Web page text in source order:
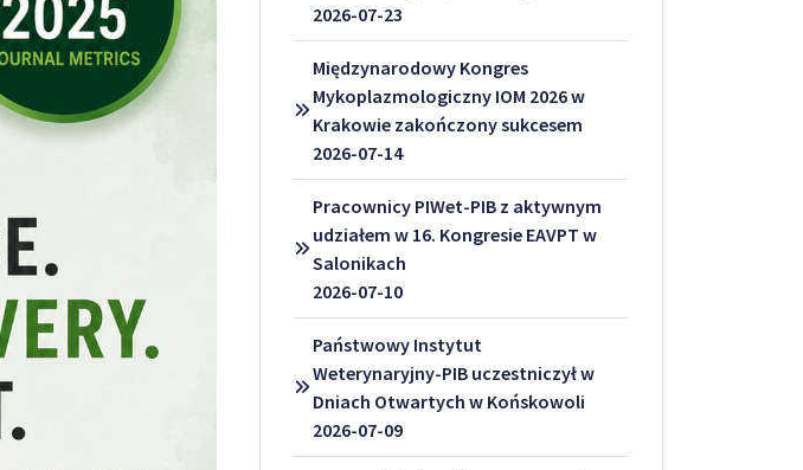
2026-07-23
Międzynarodowy Kongres
Mykoplazmologiczny IOM 2026 w
Krakowie zakończony sukcesem
2026-07-14
Pracownicy PIWet-PIB z aktywnym
udziałem w 16. Kongresie EAVPT w
Salonikach
2026-07-10
Państwowy Instytut
Weterynaryjny-PIB uczestniczył w
Dniach Otwartych w Końskowoli
2026-07-09